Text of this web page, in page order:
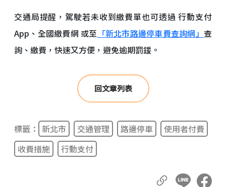
交通局提醒，駕駛若未收到繳費單也可透過 行動支付
App、全國繳費網 或至 「新北市路邊停車費查詢網」查
詢、繳費，快速又方便，避免逾期罰鍰。
回文章列表
標籤： 新北市 交通管理 路邊停車
使用者付費
收費措施
行動支付